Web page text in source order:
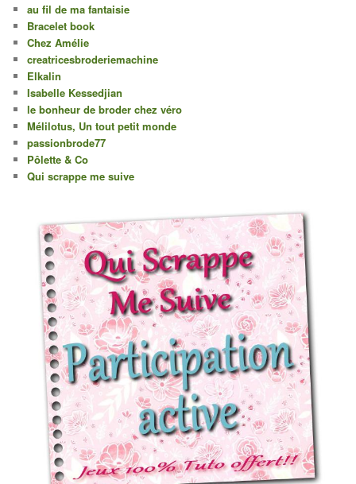
au fil de ma fantaisie
Bracelet book
Chez Amélie
creatricesbroderiemachine
Elkalin
Isabelle Kessedjian
le bonheur de broder chez véro
Mélilotus, Un tout petit monde
passionbrode77
Pôlette & Co
Qui scrappe me suive